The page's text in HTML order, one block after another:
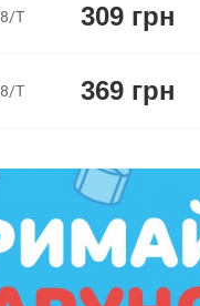
Т 309 грн
Т 369 грн